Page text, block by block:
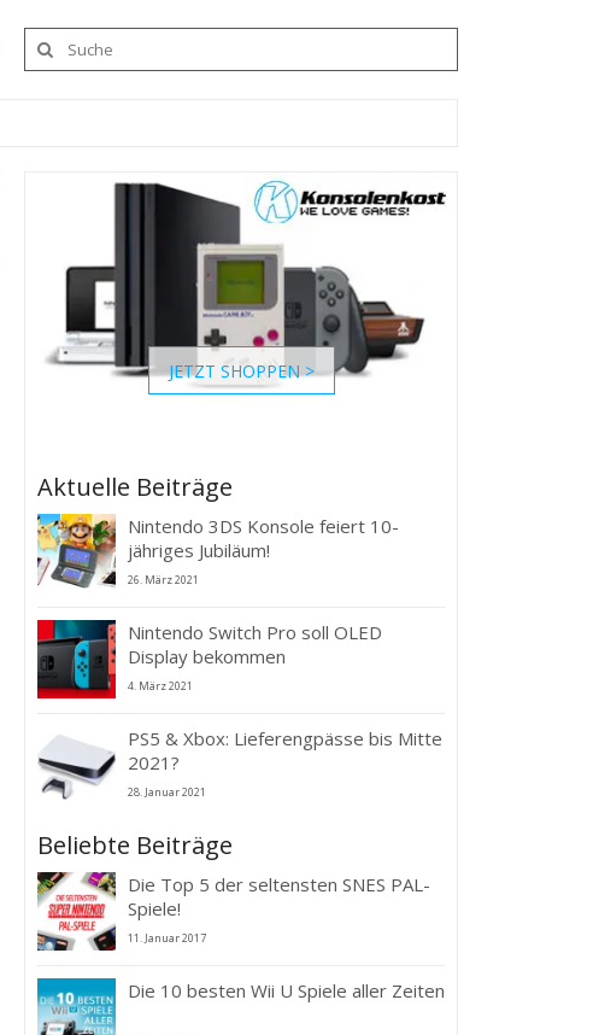
JETZT SHOPPEN >
Aktuelle Beiträge
Nintendo 3DS Konsole feiert 10-
jähriges Jubiläum!
26. März 2021
Nintendo Switch Pro soll OLED
Display bekommen
4. März 2021
PS5 & Xbox: Lieferengpässe bis Mitte
2021?
28. Januar 2021
Beliebte Beiträge
Die Top 5 der seltensten SNES PAL-
Spiele!
11. Januar 2017
Die 10 besten Wii U Spiele aller Zeiten